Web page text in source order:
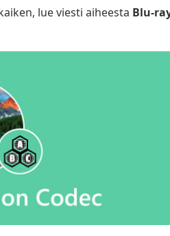
lue viesti aiheesta Blu-